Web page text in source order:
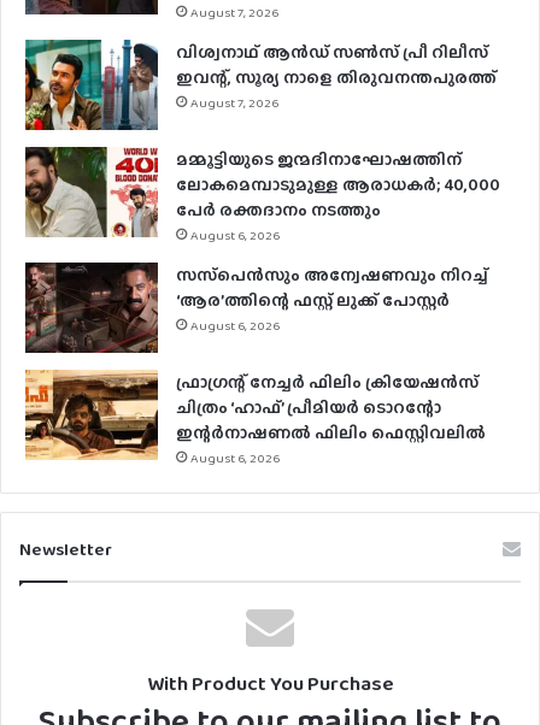
August 7, 2026
വിശ്വനാഥ് ആന്‍ഡ് സണ്‍സ് പ്രീ റിലീസ്
ഇവന്റ്, സൂര്യ നാളെ തിരുവനന്തപുരത്ത്
August 7, 2026
മമ്മൂട്ടിയുടെ ജന്മദിനാഘോഷത്തിന്
ലോകമെമ്പാടുമുള്ള ആരാധകര്‍; 40,000
പേര്‍ രക്തദാനം നടത്തും
August 6, 2026
സസ്‌പെന്‍സും അന്വേഷണവും നിറച്ച്
‘ആര’ത്തിന്റെ ഫസ്റ്റ് ലുക്ക് പോസ്റ്റര്‍
August 6, 2026
ഫ്രാഗ്രന്റ് നേച്ചര്‍ ഫിലിം ക്രിയേഷന്‍സ്
ചിത്രം ‘ഹാഫ്’ പ്രീമിയര്‍ ടൊറന്റോ
ഇന്റര്‍നാഷണല്‍ ഫിലിം ഫെസ്റ്റിവലില്‍
August 6, 2026
Newsletter
With Product You Purchase